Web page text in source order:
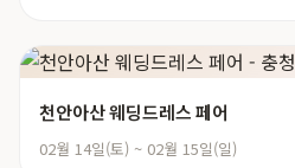
천안아산 웨딩드레스 페어
02월 14일(토) ~ 02월 15일(일)